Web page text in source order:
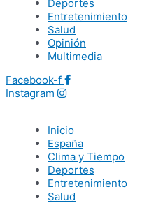
Deportes
Entretenimiento
Salud
Opinión
Multimedia
Facebook-f
Instagram
Inicio
España
Clima y Tiempo
Deportes
Entretenimiento
Salud